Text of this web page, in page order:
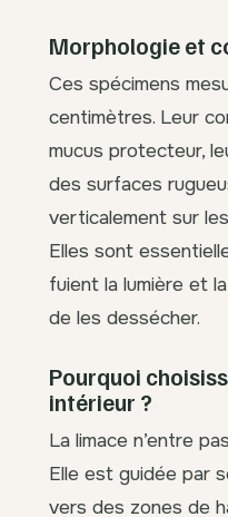
Morphologie et
Ces spécimens
centimètres. Leur
mucus protecteur,
des surfaces
verticalement sur
Elles sont
fuient la lumière et
de les dessécher.
Pourquoi
intérieur ?
La limace n’entre
Elle est guidée par
vers des zones de